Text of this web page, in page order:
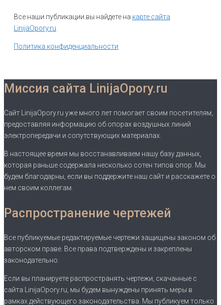
Все наши публикации вы найдете на карте сайта
LinijaOpory.ru
Политика конфиденциальности
Миссия сайта LinijaOpory.ru
Сайт LinijaOpory.ru уже много лет помогает своим посетителям,
предоставляя информацию об опорах воздушных линий
электропередачи и сопутствующих материалах.
В настоящее время мы восстанавливаем нашу базу данных,
которая раньше содержала несколько сотен типов опор. Мы
будем благодарны, если вы поддержите наш сайт и расскажете о
нем своим коллегам.
Распространение чертежей
Все публикуемые редактируемые чертежи защищены законом об
авторском праве. Все права подтверждены и закреплены
законодательно.
Если вы планируете распространять чертежи, скачанные с
сайта LinijaOpory.ru, мы будем вынуждены принять меры в
рамках действующего законодательства. Мы публикуем только